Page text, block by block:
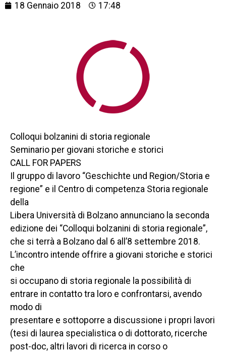
18 Gennaio 2018 17:48
Colloqui bolzanini di storia regionale
Seminario per giovani storiche e storici
CALL FOR PAPERS
Il gruppo di lavoro “Geschichte und Region/Storia e
regione” e il Centro di competenza Storia regionale
della
Libera Università di Bolzano annunciano la seconda
edizione dei “Colloqui bolzanini di storia regionale”,
che si terrà a Bolzano dal 6 all’8 settembre 2018.
L’incontro intende offrire a giovani storiche e storici
che
si occupano di storia regionale la possibilità di
entrare in contatto tra loro e confrontarsi, avendo
modo di
presentare e sottoporre a discussione i propri lavori
(tesi di laurea specialistica o di dottorato, ricerche
post-doc, altri lavori di ricerca in corso o